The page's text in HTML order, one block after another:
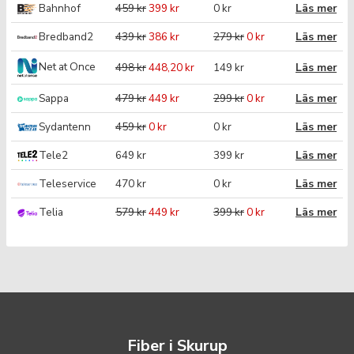
Bahnhof 459 kr399 kr 0 kr
Läs mer
Bredband2
439 kr386 kr 279 kr0 kr
Läs mer
Net at Once
498 kr448,20 kr 149 kr Läs mer
Sappa 479 kr449 kr 299 kr0 kr
Läs mer
Sydantenn
459 kr0 kr 0 kr
Läs mer
Tele2
649 kr 399 kr
Läs mer
Teleservice
470 kr 0 kr
Läs mer
Telia
579 kr449 kr 399 kr0 kr Läs mer
Fiber i Skurup